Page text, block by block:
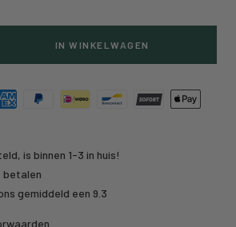
IN WINKELWAGEN
is binnen 1-3 in huis!
betalen
gemiddeld een 9.3